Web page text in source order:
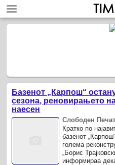
Базенот „Карпош“
сезона, реновирањето
наесен
Слободен Печат
Кратко по
базенот
голема
„Борис
информираа